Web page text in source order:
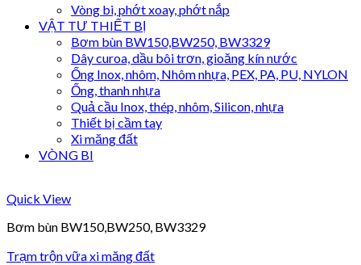
Vòng bi, phớt xoay, phớt nắp
VẬT TƯ THIẾT BỊ
Bơm bùn BW150,BW250, BW3329
Dây curoa, dầu bôi trơn, gioăng kín nước
Ống Inox, nhôm, Nhôm nhựa, PEX, PA, PU, NYLON
Ống, thanh nhựa
Quả cầu Inox, thép, nhôm, Silicon, nhựa
Thiết bị cầm tay
Xi măng đất
VÒNG BI
Quick View
Bơm bùn BW150,BW250, BW3329
Trạm trộn vữa xi măng đất